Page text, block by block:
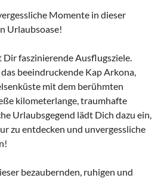
Momente in dieser
Urlaubsoase!
faszinierende Ausflugsziele.
beeindruckende Kap Arkona,
mit dem berühmten
kilometerlange, traumhafte
Urlaubsgegend lädt Dich dazu ein,
zu entdecken und unvergessliche
bezaubernden, ruhigen und